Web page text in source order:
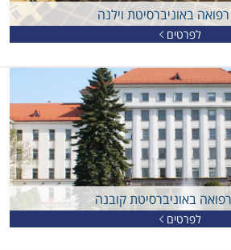
רפואה באוניברסיטת וילנה
לפרטים
רפואה באוניברסיטת קובנה
לפרטים